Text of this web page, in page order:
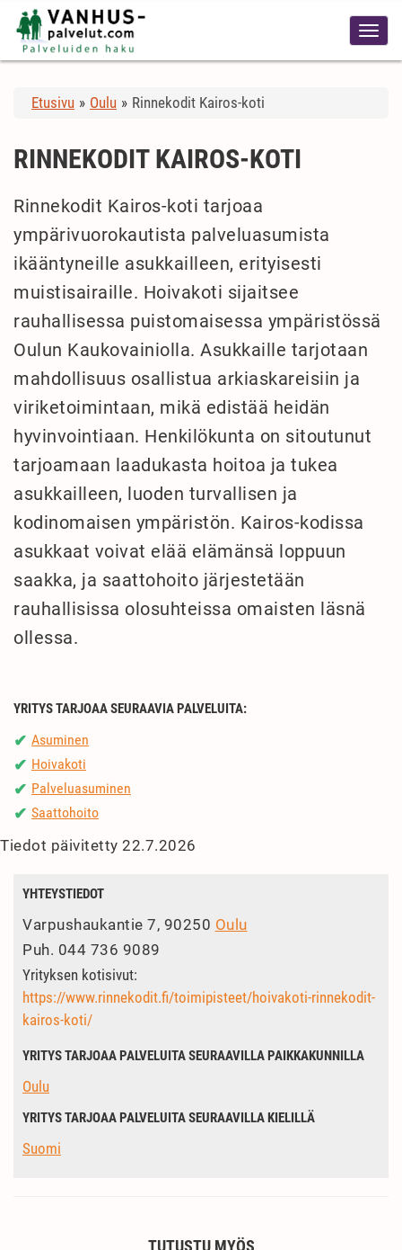
Etusivu » Oulu » Rinnekodit Kairos-koti
RINNEKODIT KAIROS-KOTI
Rinnekodit Kairos-koti tarjoaa
ympärivuorokautista palveluasumista
ikääntyneille asukkailleen, erityisesti
muistisairaille. Hoivakoti sijaitsee
rauhallisessa puistomaisessa ympäristössä
Oulun Kaukovainiolla. Asukkaille tarjotaan
mahdollisuus osallistua arkiaskareisiin ja
viriketoimintaan, mikä edistää heidän
hyvinvointiaan. Henkilökunta on sitoutunut
tarjoamaan laadukasta hoitoa ja tukea
asukkailleen, luoden turvallisen ja
kodinomaisen ympäristön. Kairos-kodissa
asukkaat voivat elää elämänsä loppuun
saakka, ja saattohoito järjestetään
rauhallisissa olosuhteissa omaisten läsnä
ollessa.
YRITYS TARJOAA SEURAAVIA PALVELUITA:
✔ Asuminen
✔ Hoivakoti
✔ Palveluasuminen
✔ Saattohoito
Tiedot päivitetty 22.7.2026
YHTEYSTIEDOT
Varpushaukantie 7, 90250 Oulu
Puh. 044 736 9089
Yrityksen kotisivut:
https://www.rinnekodit.fi/toimipisteet/hoivakoti-rinnekodit-
kairos-koti/
YRITYS TARJOAA PALVELUITA SEURAAVILLA PAIKKAKUNNILLA
Oulu
YRITYS TARJOAA PALVELUITA SEURAAVILLA KIELILLÄ
Suomi